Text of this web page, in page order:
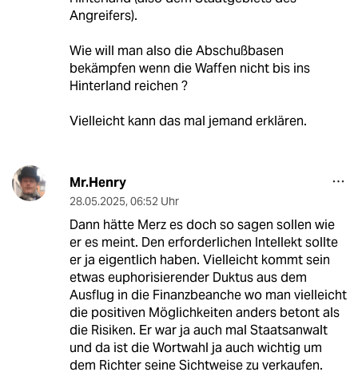
Angreifers).
Wie will man also die Abschußbasen
bekämpfen wenn die Waffen nicht bis ins
Hinterland reichen ?
Vielleicht kann das mal jemand erklären.
Mr.Henry
28.05.2025, 06:52 Uhr
Dann hätte Merz es doch so sagen sollen wie
er es meint. Den erforderlichen Intellekt sollte
er ja eigentlich haben. Vielleicht kommt sein
etwas euphorisierender Duktus aus dem
Ausflug in die Finanzbeanche wo man vielleicht
die positiven Möglichkeiten anders betont als
die Risiken. Er war ja auch mal Staatsanwalt
und da ist die Wortwahl ja auch wichtig um
dem Richter seine Sichtweise zu verkaufen.